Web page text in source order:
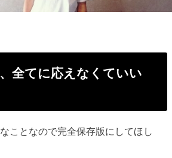
全てに応えなくていい
ことなので完全保存版にしてほし